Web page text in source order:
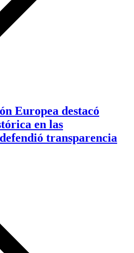
Europea destacó
en las
transparencia